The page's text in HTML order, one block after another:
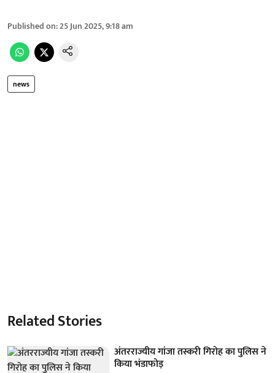
Published on:25 Jun 2025, 9:18 am
news
Related Stories
अंतरराज्यीय गांजा तस्करी गिरोह का पुलिस ने
किया भंडाफोड़